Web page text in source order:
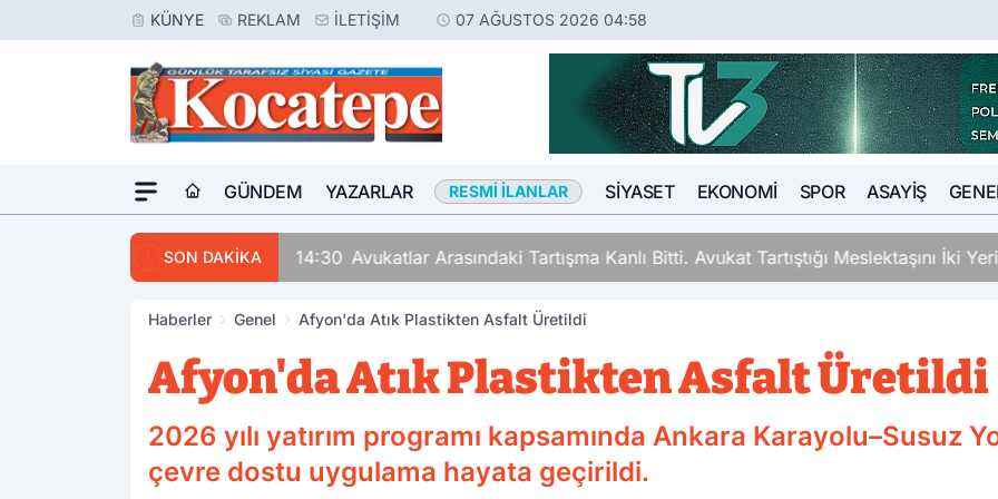
KÜNYE REKLAM İLETIŞIM 07 AĞUSTOS 2026 04:58
GÜNDEM YAZARLAR RESMI İLANLAR SIYASET EKONOMI SPOR ASAYIŞ
SON DAKİKA
14:30 Avukatlar Arasındaki Tartışma Kanlı Bitti. Avukat Tartıştığı Meslektaşını İki Yerinden
Haberler Genel Afyon'da Atık Plastikten Asfalt Üretildi
Afyon'da Atık Plastikten Asfalt Üretildi
2026 yılı yatırım programı kapsamında Ankara Karayolu–Susuz
çevre dostu uygulama hayata geçirildi.